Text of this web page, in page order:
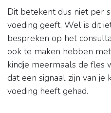
Dit betekent dus niet per
voeding geeft. Wel is dit
bespreken op het
ook te maken hebben
kindje meermaals de fles
dat een signaal zijn van je
voeding heeft gehad.